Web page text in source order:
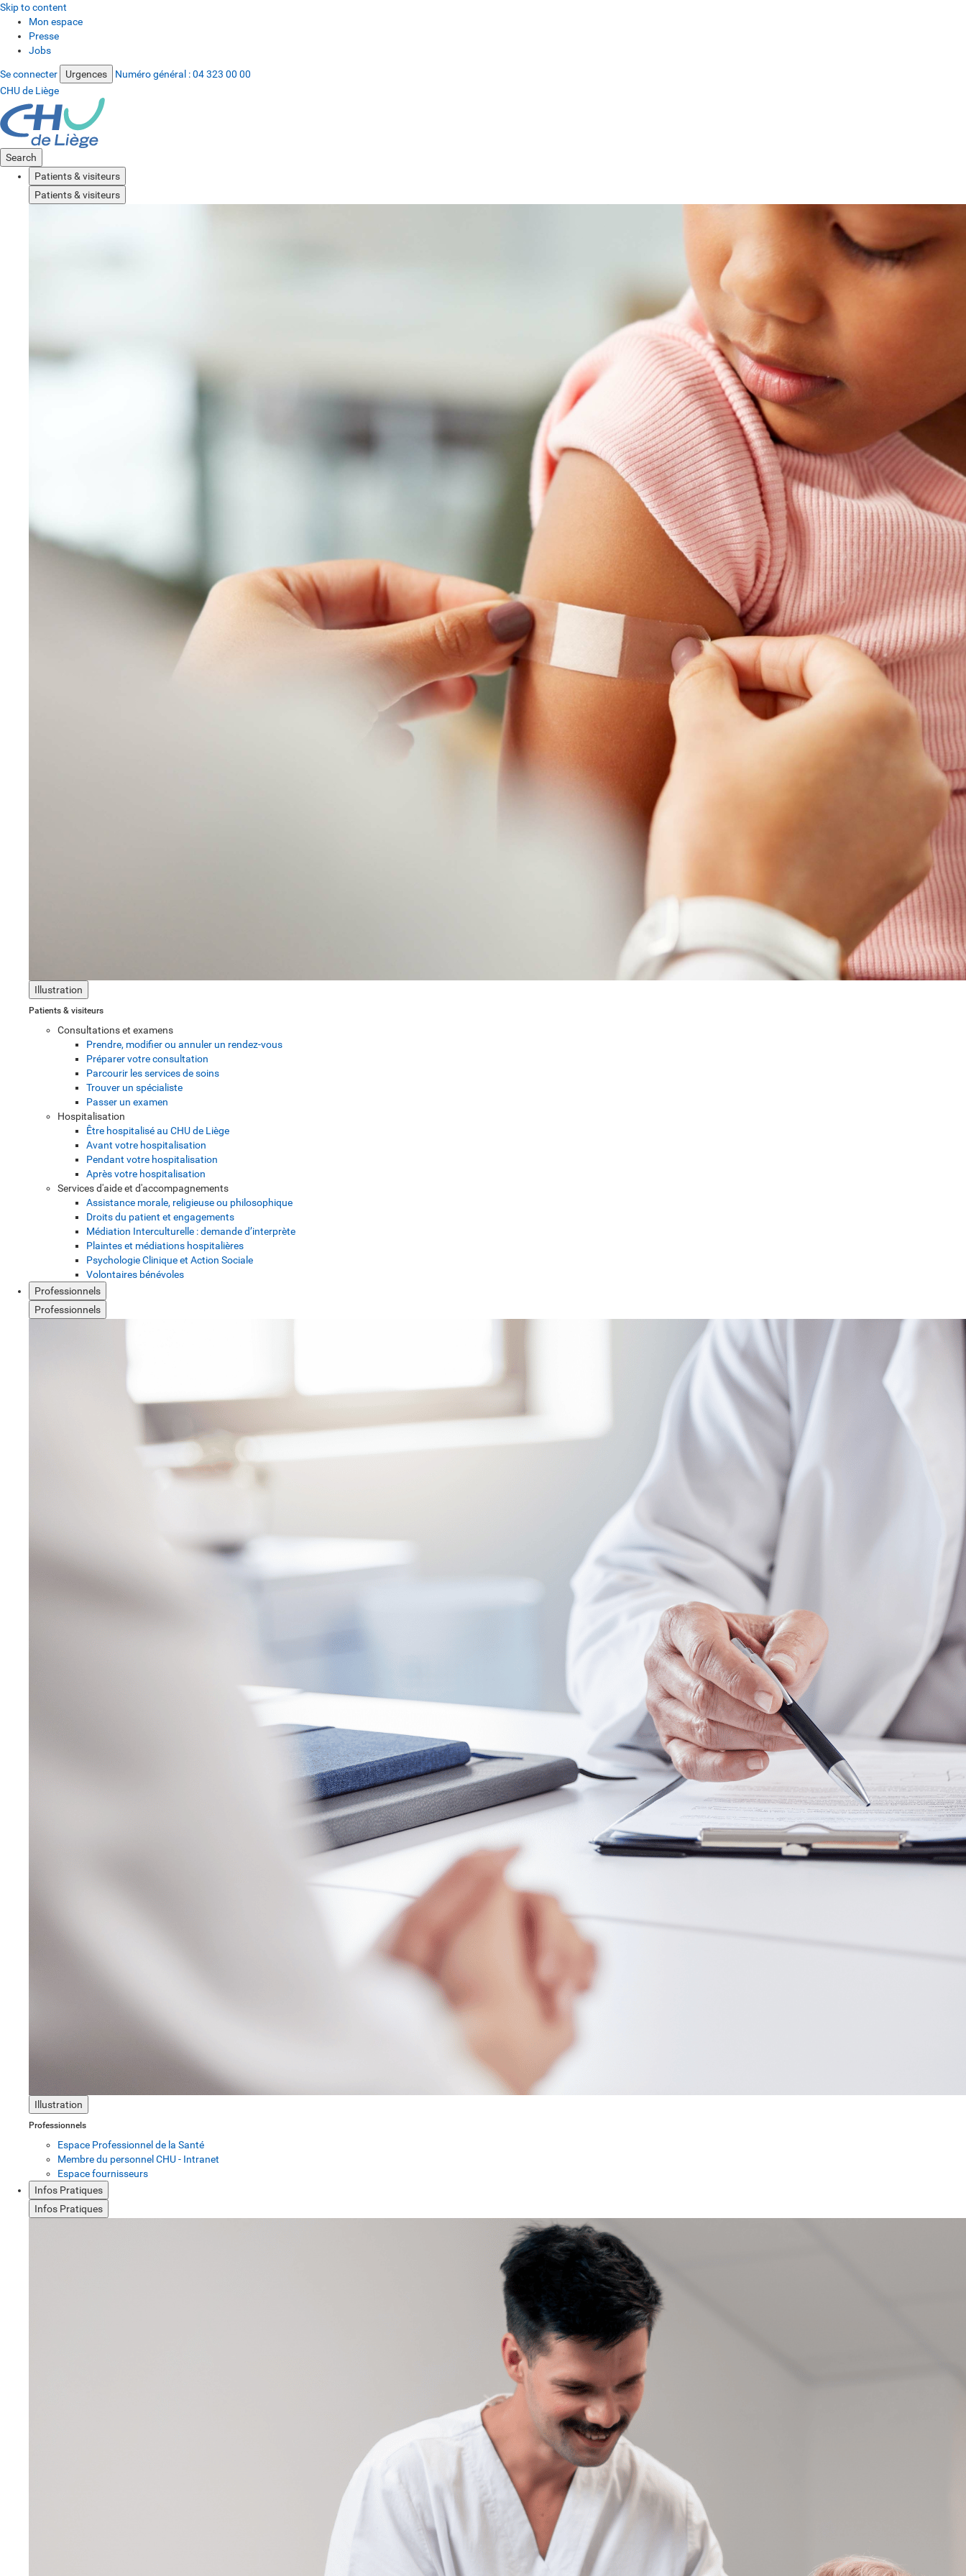
Skip to content
Mon espace
Presse
Jobs
Se connecter Urgences Numéro général :04 323 00 00
CHU de Liège
Search
Patients & visiteurs
Patients & visiteurs
Illustration
Patients & visiteurs
Consultations et examens
Prendre, modifier ou annuler un rendez-vous
Préparer votre consultation
Parcourir les services de soins
Trouver un spécialiste
Passer un examen
Hospitalisation
Être hospitalisé au CHU de Liège
Avant votre hospitalisation
Pendant votre hospitalisation
Après votre hospitalisation
Services d'aide et d'accompagnements
Assistance morale, religieuse ou philosophique
Droits du patient et engagements
Médiation Interculturelle : demande d’interprète
Plaintes et médiations hospitalières
Psychologie Clinique et Action Sociale
Volontaires bénévoles
Professionnels
Professionnels
Illustration
Professionnels
Espace Professionnel de la Santé
Membre du personnel CHU - Intranet
Espace fournisseurs
Infos Pratiques
Infos Pratiques